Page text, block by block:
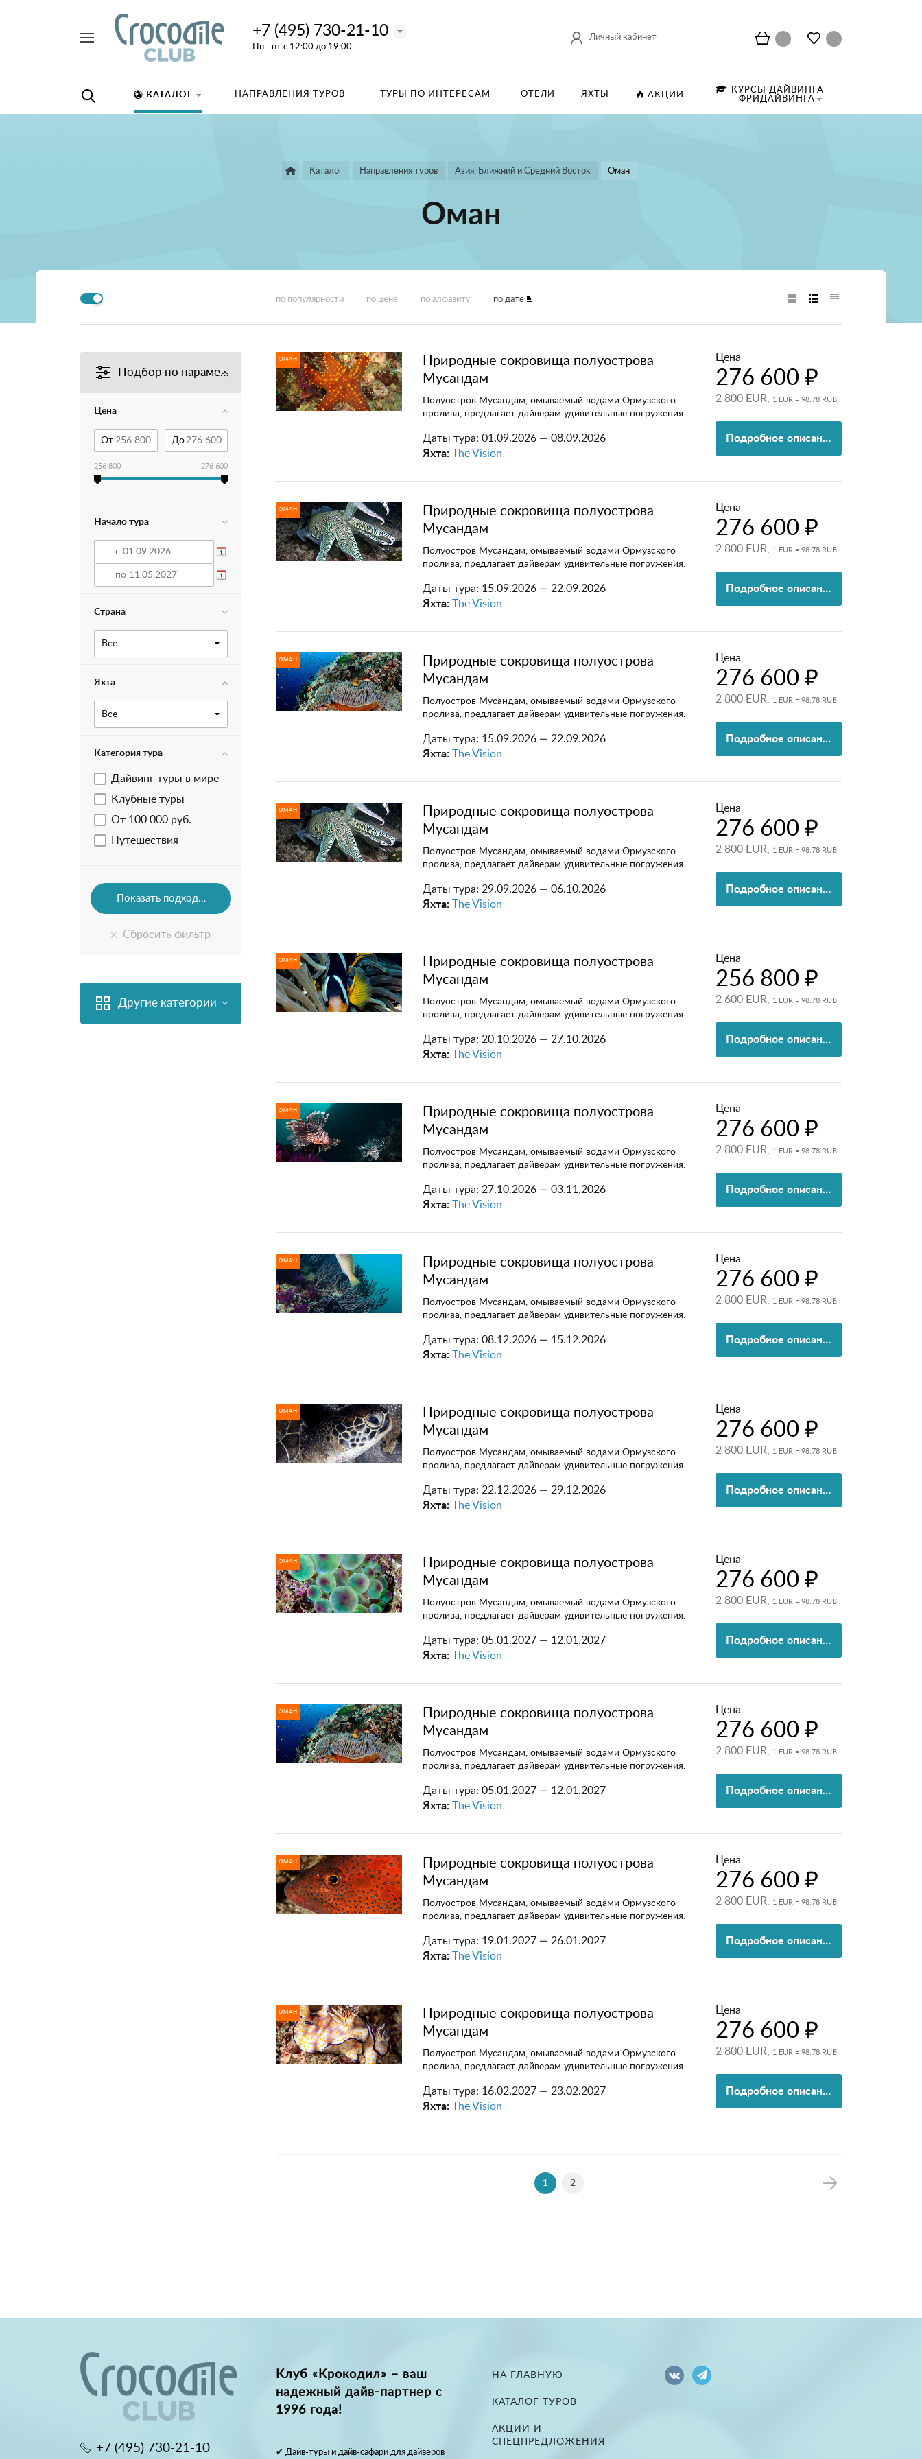
+7 (495) 730-21-10
Пн - пт с 12:00 до 19:00
Личный кабинет
КАТАЛОГ НАПРАВЛЕНИЯ ТУРОВ ТУРЫ ПО ИНТЕРЕСАМ ОТЕЛИ ЯХТЫ АКЦИИ
КУРСЫ ДАЙВИНГА
ФРИДАЙВИНГА
Каталог Направления туров Азия, Ближний и Средний Восток Оман
Оман
по популярности по цене по алфавиту по дате
Подбор по параметрам
Цена
От До
256 800 276 600
Начало тура
Страна
Все
Яхта
Все
Категория тура
Дайвинг туры в мире
Клубные туры
От 100 000 руб.
Путешествия
Другие категории
ОМАН
Природные сокровища полуострова
Мусандам
Полуостров Мусандам, омываемый водами Ормузского
пролива, предлагает дайверам удивительные погружения.
Даты тура: 01.09.2026 — 08.09.2026
Яхта:
The Vision
Цена
276 600 ₽
2 800 EUR, 1 EUR = 98.78 RUB
Подробное описание
ОМАН
Природные сокровища полуострова
Мусандам
Полуостров Мусандам, омываемый водами Ормузского
пролива, предлагает дайверам удивительные погружения.
Даты тура: 15.09.2026 — 22.09.2026
Яхта:
The Vision
Цена
276 600 ₽
2 800 EUR, 1 EUR = 98.78 RUB
Подробное описание
ОМАН
Природные сокровища полуострова
Мусандам
Полуостров Мусандам, омываемый водами Ормузского
пролива, предлагает дайверам удивительные погружения.
Даты тура: 15.09.2026 — 22.09.2026
Яхта:
The Vision
Цена
276 600 ₽
2 800 EUR, 1 EUR = 98.78 RUB
Подробное описание
ОМАН
Природные сокровища полуострова
Мусандам
Полуостров Мусандам, омываемый водами Ормузского
пролива, предлагает дайверам удивительные погружения.
Даты тура: 29.09.2026 — 06.10.2026
Яхта:
The Vision
Цена
276 600 ₽
2 800 EUR, 1 EUR = 98.78 RUB
Подробное описание
ОМАН
Природные сокровища полуострова
Мусандам
Полуостров Мусандам, омываемый водами Ормузского
пролива, предлагает дайверам удивительные погружения.
Даты тура: 20.10.2026 — 27.10.2026
Яхта:
The Vision
Цена
256 800 ₽
2 600 EUR, 1 EUR = 98.78 RUB
Подробное описание
ОМАН
Природные сокровища полуострова
Мусандам
Полуостров Мусандам, омываемый водами Ормузского
пролива, предлагает дайверам удивительные погружения.
Даты тура: 27.10.2026 — 03.11.2026
Яхта:
The Vision
Цена
276 600 ₽
2 800 EUR, 1 EUR = 98.78 RUB
Подробное описание
ОМАН
Природные сокровища полуострова
Мусандам
Полуостров Мусандам, омываемый водами Ормузского
пролива, предлагает дайверам удивительные погружения.
Даты тура: 08.12.2026 — 15.12.2026
Яхта:
The Vision
Цена
276 600 ₽
2 800 EUR, 1 EUR = 98.78 RUB
Подробное описание
ОМАН
Природные сокровища полуострова
Мусандам
Полуостров Мусандам, омываемый водами Ормузского
пролива, предлагает дайверам удивительные погружения.
Даты тура: 22.12.2026 — 29.12.2026
Яхта:
The Vision
Цена
276 600 ₽
2 800 EUR, 1 EUR = 98.78 RUB
Подробное описание
ОМАН
Природные сокровища полуострова
Мусандам
Полуостров Мусандам, омываемый водами Ормузского
пролива, предлагает дайверам удивительные погружения.
Даты тура: 05.01.2027 — 12.01.2027
Яхта:
The Vision
Цена
276 600 ₽
2 800 EUR, 1 EUR = 98.78 RUB
Подробное описание
ОМАН
Природные сокровища полуострова
Мусандам
Полуостров Мусандам, омываемый водами Ормузского
пролива, предлагает дайверам удивительные погружения.
Даты тура: 05.01.2027 — 12.01.2027
Яхта:
The Vision
Цена
276 600 ₽
2 800 EUR, 1 EUR = 98.78 RUB
Подробное описание
ОМАН
Природные сокровища полуострова
Мусандам
Полуостров Мусандам, омываемый водами Ормузского
пролива, предлагает дайверам удивительные погружения.
Даты тура: 19.01.2027 — 26.01.2027
Яхта:
The Vision
Цена
276 600 ₽
2 800 EUR, 1 EUR = 98.78 RUB
Подробное описание
ОМАН
Природные сокровища полуострова
Мусандам
Полуостров Мусандам, омываемый водами Ормузского
пролива, предлагает дайверам удивительные погружения.
Даты тура: 16.02.2027 — 23.02.2027
Яхта:
The Vision
Цена
276 600 ₽
2 800 EUR, 1 EUR = 98.78 RUB
Подробное описание
1 2
+7 (495) 730-21-10
Клуб «Крокодил» – ваш
надежный дайв-партнер с
1996 года!
✔ Дайв-туры и дайв-сафари для дайверов
НА ГЛАВНУЮ
КАТАЛОГ ТУРОВ
АКЦИИ И
СПЕЦПРЕДЛОЖЕНИЯ